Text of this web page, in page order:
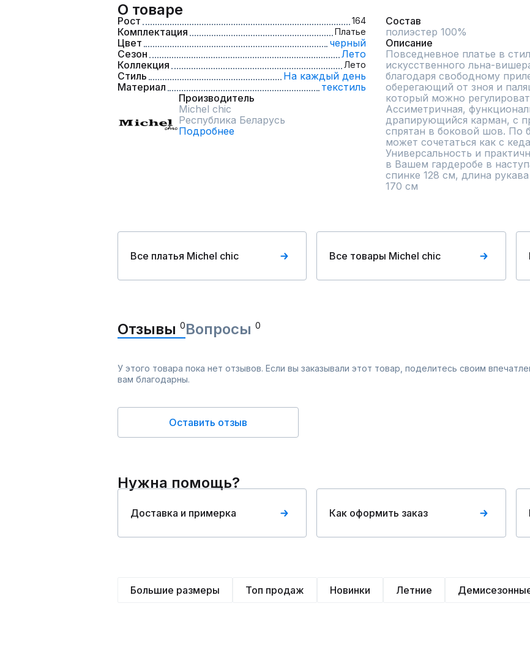
О товаре
Рост 164
Комплектация Платье
Цвет
черный
Сезон
Лето
Коллекция
Лето
Стиль
На каждый день
Материал
текстиль
Производитель
Michel chic
Республика Беларусь
Подробнее
Состав
полиэстер 100%
Описание
Повседневное платье в
искусственного льна-
благодаря свободному
оберегающий от зноя и
который можно
Ассиметричная,
драпирующийся карман, с
спрятан в боковой шов. По
может сочетаться как с
Универсальность и
в Вашем гардеробе в
спинке 128 см, длина
170 см
Все платья Michel chic Все товары Michel chic
Отзывы 0Вопросы 0
У этого товара пока нет отзывов. Если вы заказывали этот товар, поделитесь своим
вам благодарны.
Оставить отзыв
Нужна помощь?
Доставка и примерка Как оформить заказ
Большие размеры Топ продаж Новинки Летние